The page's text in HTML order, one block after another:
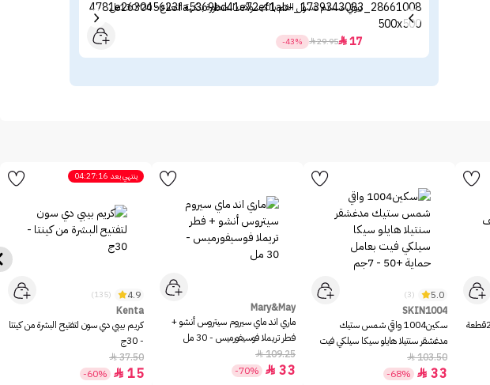
بيوتي سستم غسول الفم بالكبسولات المتطورة بنكهة النعناع - 20*130مل
17

29.95

-43%
5.0
(3)
SKIN1004
سكين1004 واقي شمس ستيك
مدغشقر سنتيلا هايلو سيكا سيلكي فيت
بعامل حماية +50 - 7جم
103.50

33

-68%
Mary&May
ماري اند ماي سيروم سيتروس أنشو +
فطر تريملا فوسيفورميس - 30 مل
109.25

33

-70%
ينتهي بعد 04:27:16
4.9
(135)
Kenta
كريم بيبي دي سون لتفتيح البشرة من كينتا
- 30ج
37.50

15

-60%